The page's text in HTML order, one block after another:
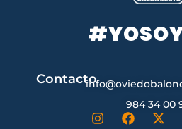
Contacto
984 34 00